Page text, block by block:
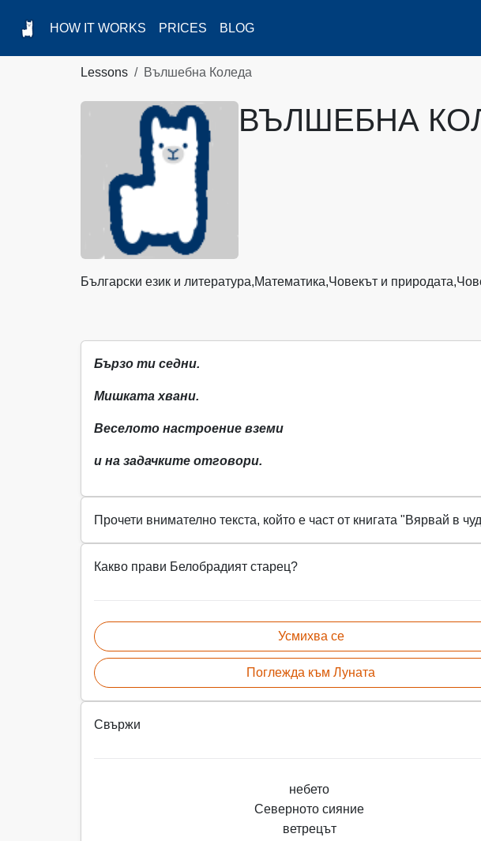
HOW IT WORKS PRICES BLOG
Lessons Вълшебна Коледа
ВЪЛШЕБНА
Български език и литература,Математика,Човекът и природата,
Бързо ти седни.
Мишката хвани.
Веселото настроение вземи
и на задачките отговори.
Прочети внимателно текста, който е част от книгата "Вярвай в
Какво прави Белобрадият старец?
Усмихва се
Поглежда към Луната
Свържи
небето
Северното сияние
ветрецът